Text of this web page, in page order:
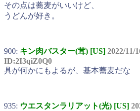
その点は蕎麦がいいけど、
うどんが好き。
900: キン肉バスター(茸) [US] 2022/11/
ID:2I3qiZ0Q0
具が何かにもよるが、基本蕎麦だな
935: ウエスタンラリアット(光) [US]